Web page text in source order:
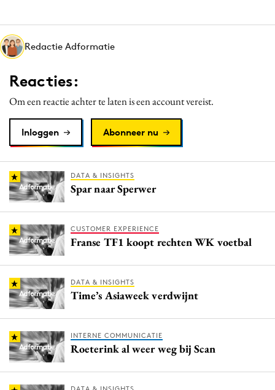
Interne communicatie
Martech
Media
Merkstrategie
PR
Purpose Marketing
Reputatie & crisis
Redactie Adformatie
Reacties:
Om een reactie achter te laten is een account vereist.
Inloggen Abonneer nu
DATA & INSIGHTS
Spar naar Sperwer
CUSTOMER EXPERIENCE
Franse TF1 koopt rechten WK voetbal
DATA & INSIGHTS
Time’s Asiaweek verdwijnt
INTERNE COMMUNICATIE
Roeterink al weer weg bij Scan